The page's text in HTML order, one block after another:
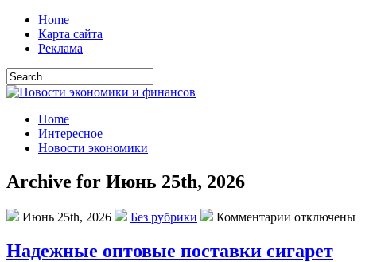
Home
Карта сайта
Реклама
Home
Интересное
Новости экономики
Archive for Июнь 25th, 2026
Июнь 25th, 2026 Без рубрики Комментарии отключены
Надежные оптовые поставки сигарет